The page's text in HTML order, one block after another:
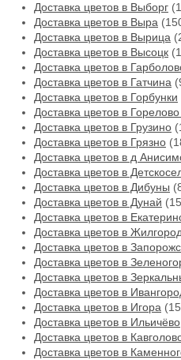
Доставка цветов в Выборг
Доставка цветов в Выра
Доставка цветов в Вырица
Доставка цветов в Высоцк
Доставка цветов в
Доставка цветов в Гатчина
Доставка цветов в Горбунки
Доставка цветов в Горелово
Доставка цветов в Грузино
Доставка цветов в Грязно
Доставка цветов в д
Доставка цветов в
Доставка цветов в Дибуны
Доставка цветов в Дунай
Доставка цветов в
Доставка цветов в
Доставка цветов в
Доставка цветов в
Доставка цветов в
Доставка цветов в
Доставка цветов в Игора
Доставка цветов в Ильичёво
Доставка цветов в
Доставка цветов в